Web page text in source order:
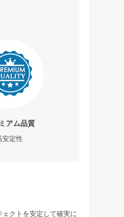
アム品質
安定性
クトを安定して確実に